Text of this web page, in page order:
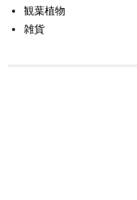
観葉植物
雑貨